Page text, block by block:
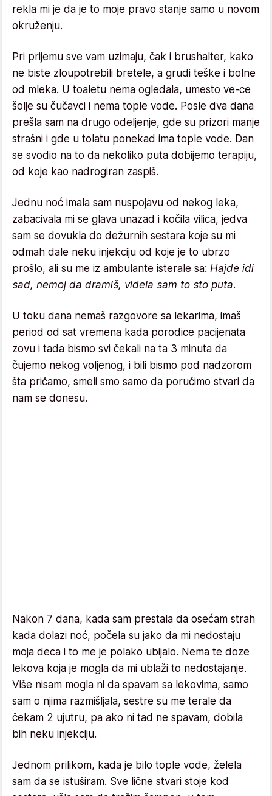
rekla mi je da je to moje pravo stanje samo u novom
okruženju.
Pri prijemu sve vam uzimaju, čak i brushalter, kako
ne biste zloupotrebili bretele, a grudi teške i bolne
od mleka. U toaletu nema ogledala, umesto ve-ce
šolje su čučavci i nema tople vode. Posle dva dana
prešla sam na drugo odeljenje, gde su prizori manje
strašni i gde u tolatu ponekad ima tople vode. Dan
se svodio na to da nekoliko puta dobijemo terapiju,
od koje kao nadrogiran zaspiš.
Jednu noć imala sam nuspojavu od nekog leka,
zabacivala mi se glava unazad i kočila vilica, jedva
sam se dovukla do dežurnih sestara koje su mi
odmah dale neku injekciju od koje je to ubrzo
prošlo, ali su me iz ambulante isterale sa: Hajde idi
sad, nemoj da dramiš, videla sam to sto puta.
U toku dana nemaš razgovore sa lekarima, imaš
period od sat vremena kada porodice pacijenata
zovu i tada bismo svi čekali na ta 3 minuta da
čujemo nekog voljenog, i bili bismo pod nadzorom
šta pričamo, smeli smo samo da poručimo stvari da
nam se donesu.
Nakon 7 dana, kada sam prestala da osećam strah
kada dolazi noć, počela su jako da mi nedostaju
moja deca i to me je polako ubijalo. Nema te doze
lekova koja je mogla da mi ublaži to nedostajanje.
Više nisam mogla ni da spavam sa lekovima, samo
sam o njima razmišljala, sestre su me terale da
čekam 2 ujutru, pa ako ni tad ne spavam, dobila
bih neku injekciju.
Jednom prilikom, kada je bilo tople vode, želela
sam da se istuširam. Sve lične stvari stoje kod